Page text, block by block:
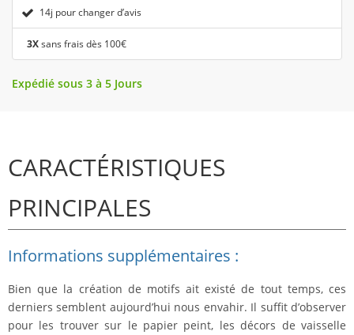
14j pour changer d’avis
3Xsans frais dès 100€
Expédié sous 3 à 5 Jours
CARACTÉRISTIQUES
PRINCIPALES
Informations supplémentaires :
Bien que la création de motifs ait existé de tout temps, ces
derniers semblent aujourd’hui nous envahir. Il suffit d’observer
pour les trouver sur le papier peint, les décors de vaisselle